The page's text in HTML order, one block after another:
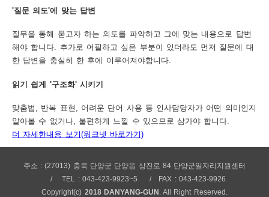
'질문 의도'에 맞는 답변
질무을 통해 묻고자 하는 의도를 파악하고 그에 맞는 내용으로 답변
해야 합니다. 추가로 어필하고 싶은 부분이 있더라도 먼저 질문에 대
한 답변을 충실히 한 후에 이루어져야합니다.
읽기 쉽게 '구조화' 시키기
맞춤법, 반복 표현, 어려운 단어 사용 등 인사담당자가 어떤 의미인지
알아볼 수 없거나, 불편하게 느낄 수 있으므로 삼가야 합니다.
더 자세한내용 보기(워크넷 바로가기)
주소 : (27013) 충북 단양군 단양읍 상진로 84 단양군일자리지원센터
TEL : 043-423-9923~5
FAX : 043-423-9926
Copyright(c) 2018 DANYANG-GUN . All Right Reserved.